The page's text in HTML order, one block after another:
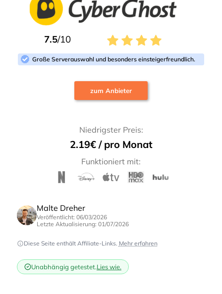
7.5/10
Große Serverauswahl und besonders einsteigerfreundlich.
zum Anbieter
Niedrigster Preis:
2.19€ / pro Monat
Funktioniert mit:
Malte Dreher
Veröffentlicht: 06/03/2026
Letzte Aktualisierung: 01/07/2026
Diese Seite enthält Affiliate-Links. Mehr erfahren
Unabhängig getestet.Lies wie.